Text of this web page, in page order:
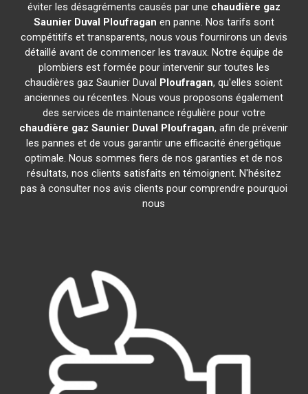
éviter les désagréments causés par une chaudière gaz
Saunier Duval Ploufragan en panne. Nos tarifs sont
compétitifs et transparents, nous vous fournirons un devis
détaillé avant de commencer les travaux. Notre équipe de
plombiers est formée pour intervenir sur toutes les
chaudières gaz Saunier Duval Ploufragan, qu'elles soient
anciennes ou récentes. Nous vous proposons également
des services de maintenance régulière pour votre
chaudière gaz Saunier Duval Ploufragan, afin de prévenir
les pannes et de vous garantir une efficacité énergétique
optimale. Nous sommes fiers de nos garanties et de nos
résultats, nos clients satisfaits en témoignent. N'hésitez
pas à consulter nos avis clients pour comprendre pourquoi
nous